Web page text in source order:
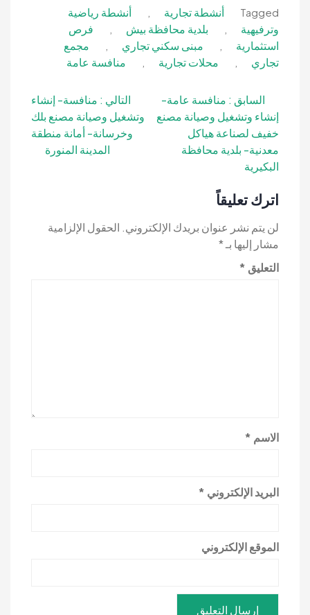
Tagged أنشطة تجارية
أنشطة رياضية
وترفيهية
بلدية محافظة بيش
فرص
استثمارية
مبنى سكني تجاري
مجمع
تجاري
محلات تجارية منافسة عامة
تصفّح
المقالات
السابق : منافسة عامة-
إنشاء وتشغيل وصيانة مصنع
خفيف لصناعة هياكل
معدنية- بلدية محافظة
البكيرية
التالي : منافسة- إنشاء
وتشغيل وصيانة مصنع بلك
وخرسانة- أمانة منطقة
المدينة المنورة
اترك تعليقاً
لن يتم نشر عنوان بريدك الإلكتروني. الحقول الإلزامية
مشار إليها بـ*
التعليق *
الاسم *
البريد الإلكتروني *
الموقع الإلكتروني